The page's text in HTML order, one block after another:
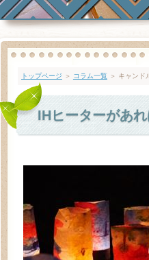
トップページ ＞ コラム一覧＞ キャンド
IHヒーターがあれ